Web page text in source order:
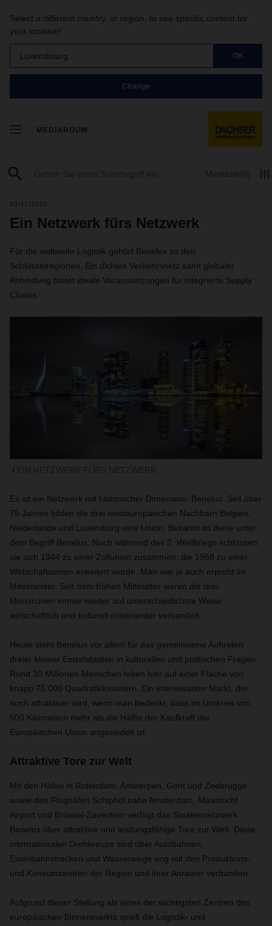
Select a different country, or region, to see specific content for
your location!
Luxembourg OK
Change
MEDIAROOM
Merkliste(0)
03/11/2020
Ein Netzwerk fürs Netzwerk
Für die weltweite Logistik gehört Benelux zu den
Schlüsselregionen. Ein dichtes Verkehrsnetz samt globaler
Anbindung bietet ideale Voraussetzungen für integrierte Supply
Chains.
Es ist ein Netzwerk mit historischer Dimension: Benelux. Seit über
75 Jahren bilden die drei westeuropäischen Nachbarn Belgien,
Niederlande und Luxemburg eine Union. Bekannt ist diese unter
dem Begriff Benelux. Noch während des 2. Weltkriegs schlossen
sie sich 1944 zu einer Zollunion zusammen, die 1958 zu einer
Wirtschaftsunion erweitert wurde. Man war ja auch erprobt im
Miteinander. Seit dem frühen Mittelalter waren die drei
Monarchien immer wieder auf unterschiedlichste Weise
wirtschaftlich und kulturell miteinander verbandelt.
Heute steht Benelux vor allem für das gemeinsame Auftreten
dreier kleiner Einzelstaaten in kulturellen und politischen Fragen.
Rund 30 Millionen Menschen leben hier auf einer Fläche von
knapp 75.000 Quadratkilometern. Ein interessanter Markt, der
noch attraktiver wird, wenn man bedenkt, dass im Umkreis von
500 Kilometern mehr als die Hälfte der Kaufkraft der
Europäischen Union angesiedelt ist.
Attraktive Tore zur Welt
Mit den Häfen in Rotterdam, Antwerpen, Gent und Zeebrugge
sowie den Flughäfen Schiphol nahe Amsterdam, Maastricht
Airport und Brüssel-Zaventem verfügt das Staatennetzwerk
Benelux über attraktive und leistungsfähige Tore zur Welt. Diese
internationalen Drehkreuze sind über Autobahnen,
Eisenbahnstrecken und Wasserwege eng mit den Produktions-
und Konsumzentren der Region und ihrer Anrainer verbunden.
Aufgrund dieser Stellung als eines der wichtigsten Zentren des
europäischen Binnenmarkts spielt die Logistik- und